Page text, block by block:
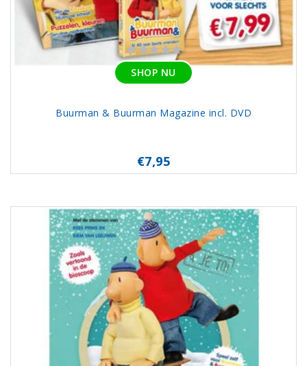
SHOP NU
Buurman & Buurman Magazine incl. DVD
€7,95